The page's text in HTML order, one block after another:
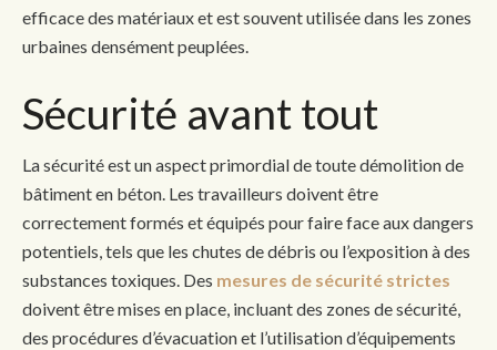
efficace des matériaux et est souvent utilisée dans les zones
urbaines densément peuplées.
Sécurité avant tout
La sécurité est un aspect primordial de toute démolition de
bâtiment en béton. Les travailleurs doivent être
correctement formés et équipés pour faire face aux dangers
potentiels, tels que les chutes de débris ou l’exposition à des
substances toxiques. Des mesures de sécurité strictes
doivent être mises en place, incluant des zones de sécurité,
des procédures d’évacuation et l’utilisation d’équipements